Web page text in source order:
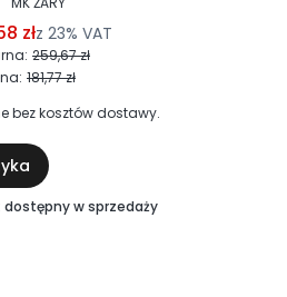
złz 23% VAT
259,67 zł
181,77 zł
bez kosztów dostawy.
dostępny w sprzedaży